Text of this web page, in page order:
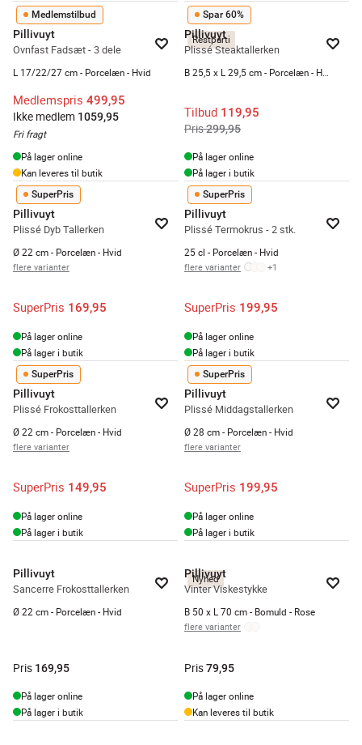
Medlemstilbud
Pillivuyt
Ovnfast Fadsæt - 3 dele
L 17/22/27 cm - Porcelæn - Hvid
Medlemspris 499,95
Ikke medlem 1059,95
Fri fragt
På lager online
Kan leveres til butik
Restparti
Spar 60%
Pillivuyt
Plissé Steaktallerken
Tilbud 119,95
Pris299,95
På lager online
På lager i butik
SuperPris
Pillivuyt
Plissé Dyb Tallerken
Ø 22 cm - Porcelæn - Hvid
flere varianter
SuperPris 169,95
På lager online
På lager i butik
SuperPris
Pillivuyt
Plissé Termokrus - 2 stk.
25 cl - Porcelæn - Hvid
flere varianter +1
SuperPris 199,95
På lager online
På lager i butik
SuperPris
Pillivuyt
Plissé Frokosttallerken
Ø 22 cm - Porcelæn - Hvid
flere varianter
SuperPris 149,95
På lager online
På lager i butik
SuperPris
Pillivuyt
Plissé Middagstallerken
Ø 28 cm - Porcelæn - Hvid
flere varianter
SuperPris 199,95
På lager online
På lager i butik
Pillivuyt
Sancerre Frokosttallerken
Ø 22 cm - Porcelæn - Hvid
Pris 169,95
På lager online
På lager i butik
Nyhed
Pillivuyt
Vinter Viskestykke
B 50 x L 70 cm - Bomuld - Rose
flere varianter
Pris79,95
På lager online
Kan leveres til butik